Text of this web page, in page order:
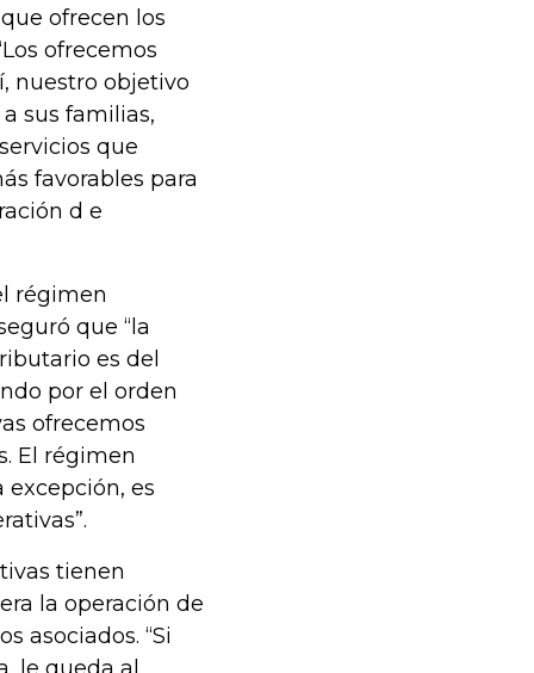
ofrecen los
ofrecemos
nuestro objetivo
sus familias,
que
favorables para
d e
régimen
que “la
es del
por el orden
ofrecemos
El régimen
es
tienen
la operación de
asociados. “Si